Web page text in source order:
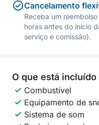
Cancelamento
Receba um
horas antes do início
serviço e comissão).
O que está incluído
Combustível
Equipamento de
Sistema de som